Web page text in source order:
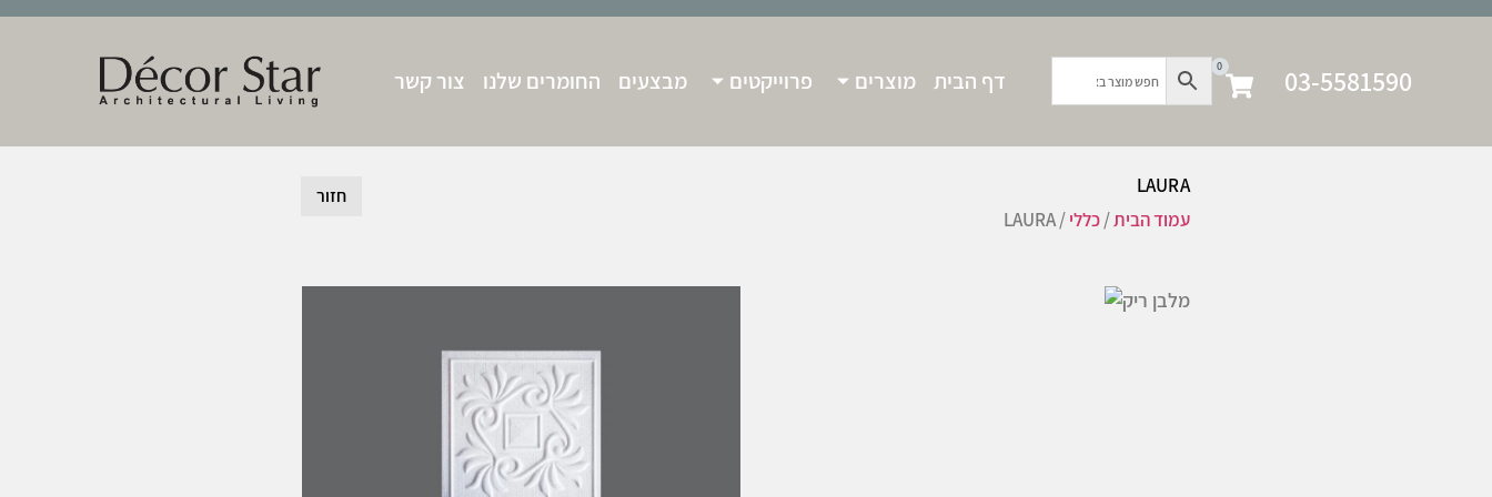
03-5581590
0
דף הבית מוצרים פרוייקטים מבצעים החומרים שלנו צור קשר
LAURA
עמוד הבית/כללי/ LAURA
חזור